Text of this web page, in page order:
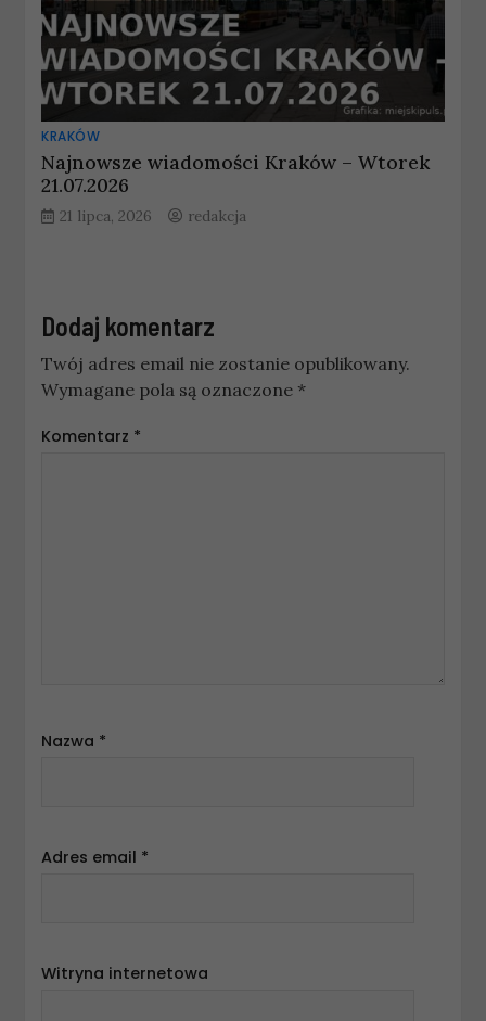
KRAKÓW
Najnowsze wiadomości Kraków – Wtorek
21.07.2026
21 lipca, 2026 redakcja
Dodaj komentarz
Twój adres email nie zostanie opublikowany.
Wymagane pola są oznaczone *
Komentarz *
Nazwa *
Adres email *
Witryna internetowa